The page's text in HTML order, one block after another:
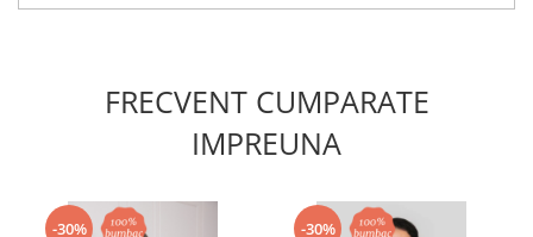
FRECVENT CUMPARATE
IMPREUNA
-30% -30%